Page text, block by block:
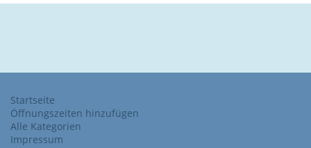
Startseite
Öffnungszeiten hinzufügen
Alle Kategorien
Impressum